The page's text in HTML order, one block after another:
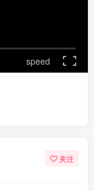
speed
关注